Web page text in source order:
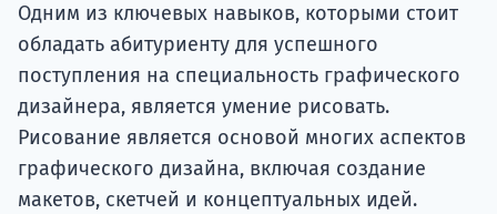
Одним из ключевых навыков, которыми стоит
обладать абитуриенту для успешного
поступления на специальность графического
дизайнера, является умение рисовать.
Рисование является основой многих аспектов
графического дизайна, включая создание
макетов, скетчей и концептуальных идей.